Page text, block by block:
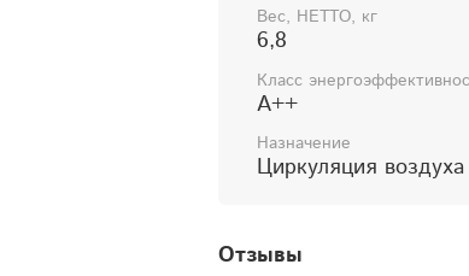
Руководство по
Подсветка - и
Тип подсветки - с
Лампа подсветки,
Вес, НЕТТО, кг
6,8
Класс
А++
Назначение
Циркуляция воздуха
Отзывы